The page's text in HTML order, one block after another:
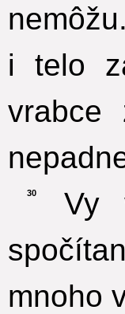
i telo
30
Vy
mnoho